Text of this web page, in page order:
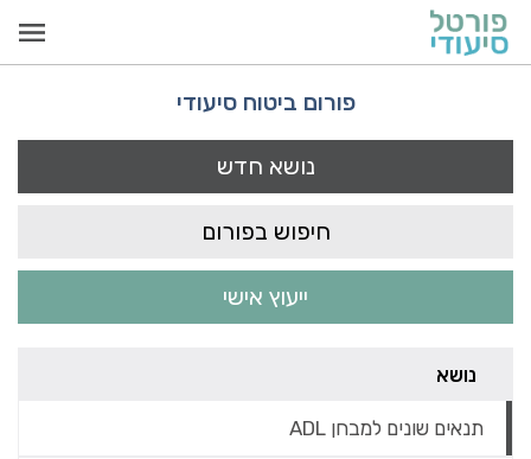
פורום ביטוח סיעודי
נושא חדש
חיפוש בפורום
ייעוץ אישי
נושא
תנאים שונים למבחן ADL